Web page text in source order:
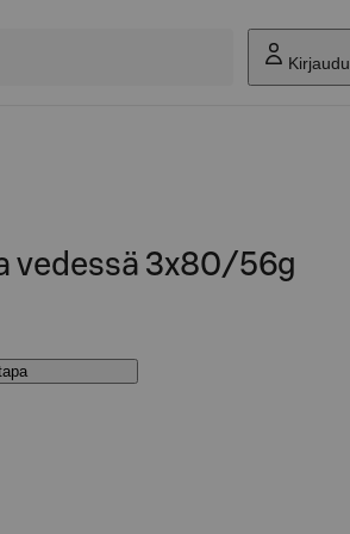
Kirjaudu
vedessä 3x80/56g